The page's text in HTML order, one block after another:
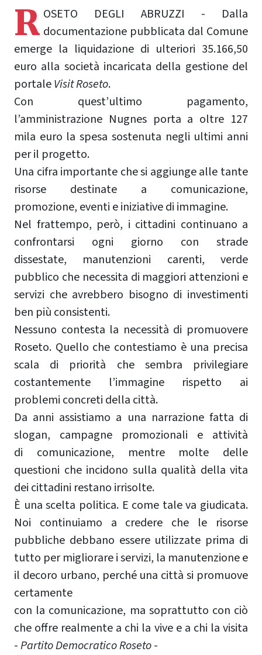
R OSETO DEGLI ABRUZZI - Dalla
documentazione pubblicata dal Comune
emerge la liquidazione di ulteriori 35.166,50
euro alla società incaricata della gestione del
portaleVisit Roseto.
Con quest’ultimo pagamento,
l’amministrazione Nugnes porta a oltre 127
mila euro la spesa sostenuta negli ultimi anni
per il progetto.
Una cifra importante che si aggiunge alle tante
risorse destinate a comunicazione,
promozione, eventi e iniziative di immagine.
Nel frattempo, però, i cittadini continuano a
confrontarsi ogni giorno con strade
dissestate, manutenzioni carenti, verde
pubblico che necessita di maggiori attenzioni e
servizi che avrebbero bisogno di investimenti
ben più consistenti.
Nessuno contesta la necessità di promuovere
Roseto. Quello che contestiamo è una precisa
scala di priorità che sembra privilegiare
costantemente l’immagine rispetto ai
problemi concreti della città.
Da anni assistiamo a una narrazione fatta di
slogan, campagne promozionali e attività
di comunicazione, mentre molte delle
questioni che incidono sulla qualità della vita
dei cittadini restano irrisolte.
È una scelta politica. E come tale va giudicata.
Noi continuiamo a credere che le risorse
pubbliche debbano essere utilizzate prima di
tutto per migliorare i servizi, la manutenzione e
il decoro urbano, perché una città si promuove
certamente
con la comunicazione, ma soprattutto con ciò
che offre realmente a chi la vive e a chi la visita
-Partito Democratico Roseto-